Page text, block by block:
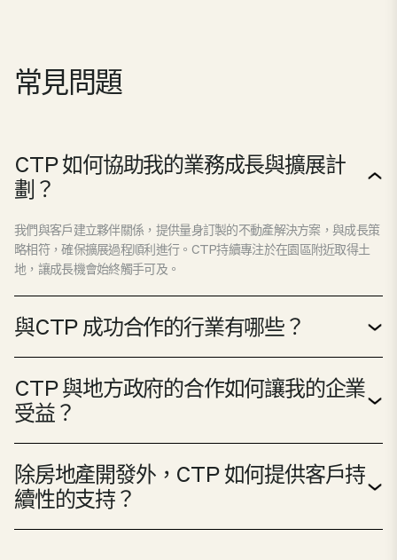
常見問題
CTP 如何協助我的業務成長與擴展計
劃？
我們與客戶建立夥伴關係，提供量身訂製的不動產解決方案，與成長策
略相符，確保擴展過程順利進行。CTP持續專注於在園區附近取得土
地，讓成長機會始終觸手可及。
與CTP 成功合作的行業有哪些？
CTP 與地方政府的合作如何讓我的企業
受益？
除房地產開發外，CTP 如何提供客戶持
續性的支持？